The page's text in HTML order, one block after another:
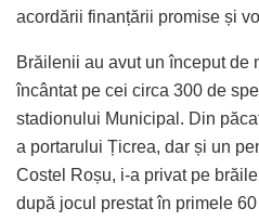
acordării finanțării promise și
Brăilenii au avut un început de
încântat pe cei circa 300 de
stadionului Municipal. Din
a portarului Țicrea, dar și un
Costel Roșu, i-a privat pe
după jocul prestat în primele